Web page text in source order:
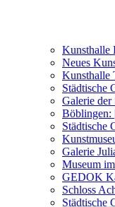
Was
Kunsthalle
Neues
Kunsthalle
Städtische
Galerie
Böblingen:
Städtische
Galerie
Museum
GEDOK
Schloss
Städtische